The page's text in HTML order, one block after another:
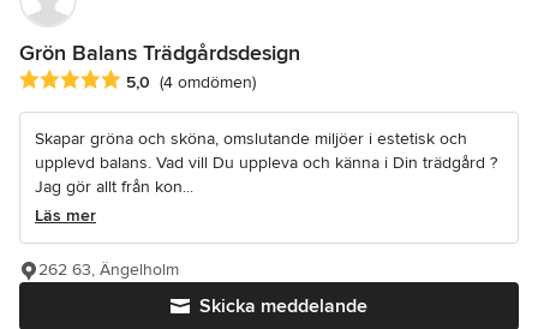
Grön Balans Trädgårdsdesign
Genomsnittligt omdöme: 5 av 5 stjärnor
5,0 (4 omdömen)
Skapar gröna och sköna, omslutande miljöer i estetisk och
upplevd balans. Vad vill Du uppleva och känna i Din trädgård ?
Jag gör allt från kon...
Läs mer
Skicka meddelande
262 63, Ängelholm